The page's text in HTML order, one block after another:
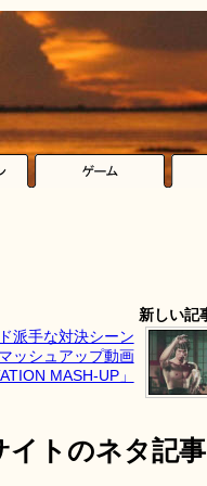
新しい記
派手な対決シーン
ッシュアップ動画
MASH-UP」
イトのネタ記事